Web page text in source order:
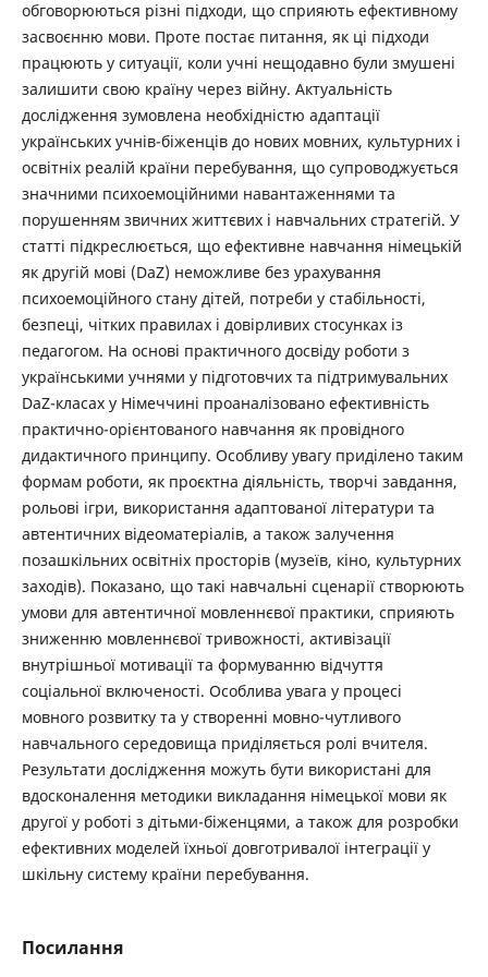
обговорюються різні підходи, що сприяють ефективному
засвоєнню мови. Проте постає питання, як ці підходи
працюють у ситуації, коли учні нещодавно були змушені
залишити свою країну через війну. Актуальність
дослідження зумовлена необхідністю адаптації
українських учнів-біженців до нових мовних, культурних і
освітніх реалій країни перебування, що супроводжується
значними психоемоційними навантаженнями та
порушенням звичних життєвих і навчальних стратегій. У
статті підкреслюється, що ефективне навчання німецькій
як другій мові (DaZ) неможливе без урахування
психоемоційного стану дітей, потреби у стабільності,
безпеці, чітких правилах і довірливих стосунках із
педагогом. На основі практичного досвіду роботи з
українськими учнями у підготовчих та підтримувальних
DaZ-класах у Німеччині проаналізовано ефективність
практично-орієнтованого навчання як провідного
дидактичного принципу. Особливу увагу приділено таким
формам роботи, як проєктна діяльність, творчі завдання,
рольові ігри, використання адаптованої літератури та
автентичних відеоматеріалів, а також залучення
позашкільних освітніх просторів (музеїв, кіно, культурних
заходів). Показано, що такі навчальні сценарії створюють
умови для автентичної мовленнєвої практики, сприяють
зниженню мовленнєвої тривожності, активізації
внутрішньої мотивації та формуванню відчуття
соціальної включеності. Особлива увага у процесі
мовного розвитку та у створенні мовно-чутливого
навчального середовища приділяється ролі вчителя.
Результати дослідження можуть бути використані для
вдосконалення методики викладання німецької мови як
другої у роботі з дітьми-біженцями, а також для розробки
ефективних моделей їхньої довготривалої інтеграції у
шкільну систему країни перебування.
Посилання